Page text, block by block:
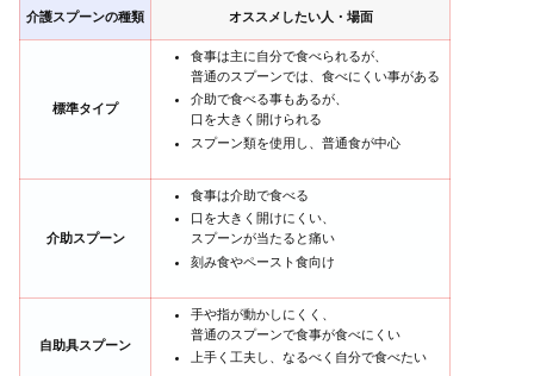
介護スプーンの種類 オススメしたい人・場面
標準タイプ
食事は主に自分で食べられるが、
普通のスプーンでは、食べにくい事がある
介助で食べる事もあるが、
口を大きく開けられる
スプーン類を使用し、普通食が中心
介助スプーン
食事は介助で食べる
口を大きく開けにくい、
スプーンが当たると痛い
刻み食やペースト食向け
自助具スプーン
手や指が動かしにくく、
普通のスプーンで食事が食べにくい
上手く工夫し、なるべく自分で食べたい